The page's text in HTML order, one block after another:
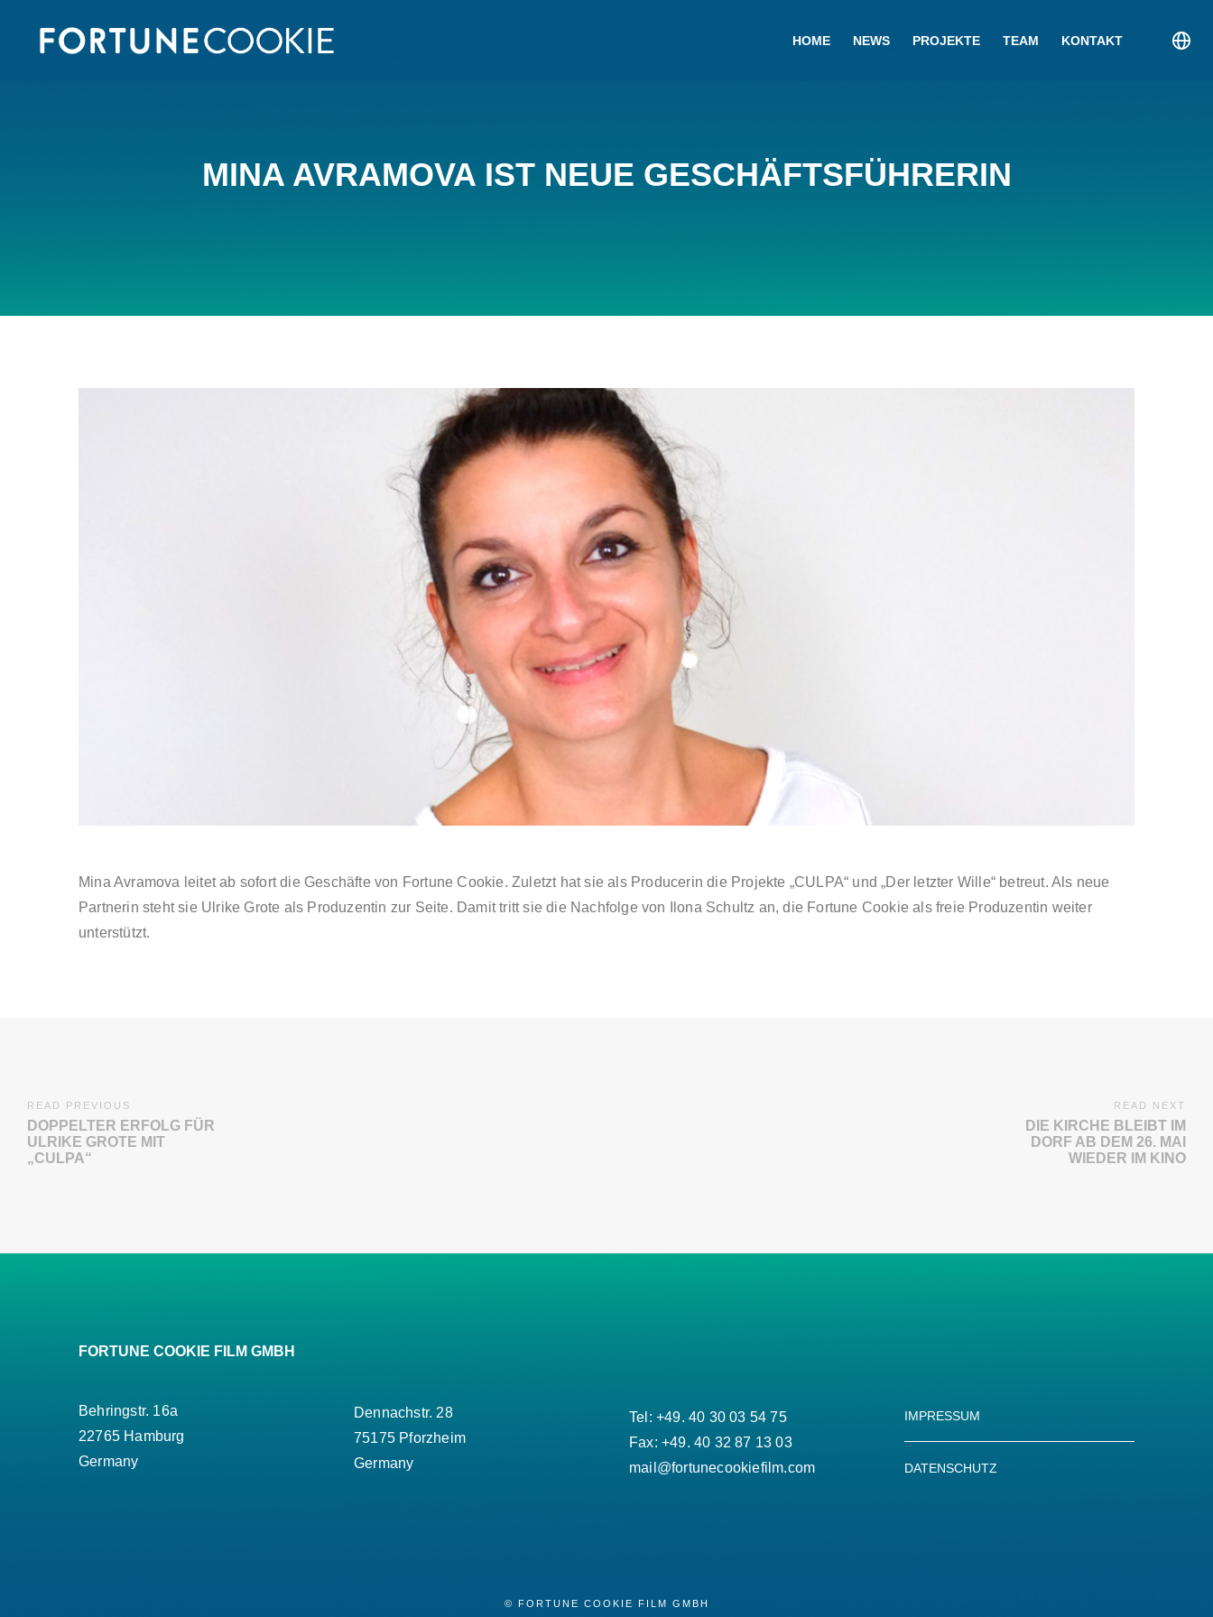
HOME NEWS PROJEKTE TEAM KONTAKT
MINA AVRAMOVA IST NEUE GESCHÄFTSFÜHRERIN
Mina Avramova leitet ab sofort die Geschäfte von Fortune Cookie. Zuletzt hat sie als Producerin die Projekte „CULPA“ und „Der letzter Wille“ betreut. Als neue
Partnerin steht sie Ulrike Grote als Produzentin zur Seite. Damit tritt sie die Nachfolge von Ilona Schultz an, die Fortune Cookie als freie Produzentin weiter
unterstützt.
READ PREVIOUS
DOPPELTER ERFOLG FÜR
ULRIKE GROTE MIT
„CULPA“
READ NEXT
DIE KIRCHE BLEIBT IM
DORF AB DEM 26. MAI
WIEDER IM KINO
FORTUNE COOKIE FILM GMBH
Behringstr. 16a
22765 Hamburg
Germany
Dennachstr. 28
75175 Pforzheim
Germany
Tel: +49. 40 30 03 54 75
Fax: +49. 40 32 87 13 03
mail@fortunecookiefilm.com
IMPRESSUM
DATENSCHUTZ
© FORTUNE COOKIE FILM GMBH